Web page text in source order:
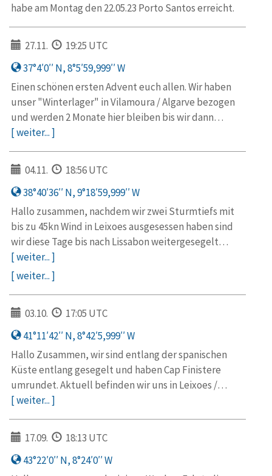
habe am Montag den 22.05.23 Porto Santos erreicht.
27.11.
19:25 UTC
37°4′0′′ N, 8°5′59,999′′ W
Einen schönen ersten Advent euch allen. Wir haben
unser "Winterlager" in Vilamoura / Algarve bezogen
und werden 2 Monate hier bleiben bis wir dann…
[ weiter... ]
04.11.
18:56 UTC
38°40′36′′ N, 9°18′59,999′′ W
Hallo zusammen, nachdem wir zwei Sturmtiefs mit
bis zu 45kn Wind in Leixoes ausgesessen haben sind
wir diese Tage bis nach Lissabon weitergesegelt…
[ weiter... ]
[ weiter... ]
03.10.
17:05 UTC
41°11′42′′ N, 8°42′5,999′′ W
Hallo Zusammen, wir sind entlang der spanischen
Küste entlang gesegelt und haben Cap Finistere
umrundet. Aktuell befinden wir uns in Leixoes /…
[ weiter... ]
17.09.
18:13 UTC
43°22′0′′ N, 8°24′0′′ W